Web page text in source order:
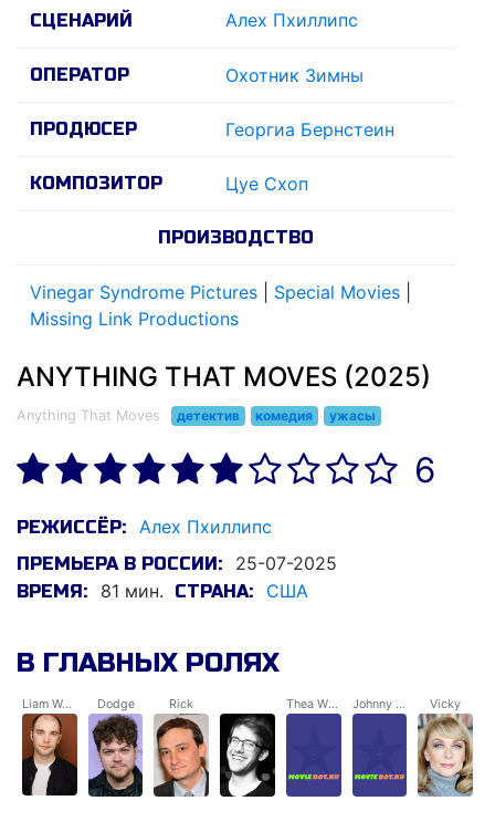
СЦЕНАРИЙ Алеx Пхиллипс
ОПЕРАТОР Охотник Зимны
ПРОДЮСЕР Георгиа Бернстеин
КОМПОЗИТОР Цуе Схоп
ПРОИЗВОДСТВО
Vinegar Syndrome Pictures Special Movies
Missing Link Productions
ANYTHING THAT MOVES (2025)
Anything That Moves детектив комедия ужасы
6
РЕЖИССЁР: Алеx Пхиллипс
ПРЕМЬЕРА В РОССИИ: 25-07-2025
ВРЕМЯ: 81 мин. СТРАНА: США
В ГЛАВНЫХ РОЛЯХ
Liam Woodlawn Dodge Rick Thea Williams Johnny Chicago Vicky